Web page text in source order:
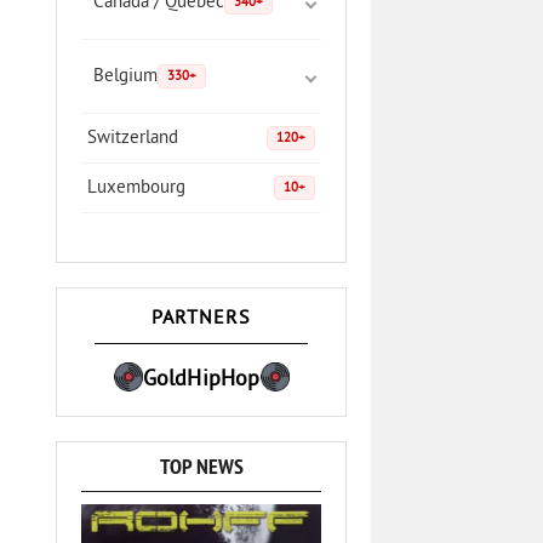
Belgium 330+
Switzerland 120+
Luxembourg 10+
PARTNERS
GoldHipHop
TOP NEWS